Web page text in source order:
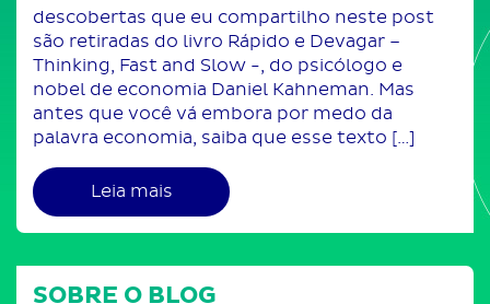
descobertas que eu compartilho neste post
são retiradas do livro Rápido e Devagar –
Thinking, Fast and Slow -, do psicólogo e
nobel de economia Daniel Kahneman. Mas
antes que você vá embora por medo da
palavra economia, saiba que esse texto […]
Leia mais
SOBRE O BLOG